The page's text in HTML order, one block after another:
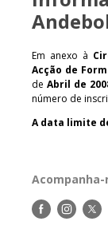
Em anexo à
Acção de
deAbril de
número de
A data limite
Acompanha-
Siga-Siga-Siga-